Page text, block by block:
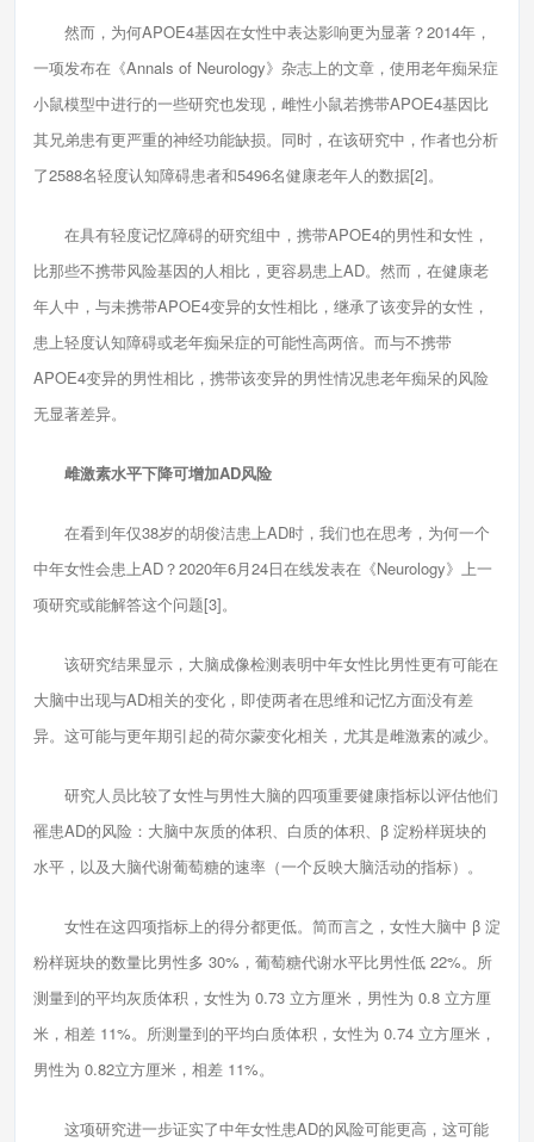
然而，为何APOE4基因在女性中表达影响更为显著？2014年，
一项发布在《Annals of Neurology》杂志上的文章，使用老年痴呆症
小鼠模型中进行的一些研究也发现，雌性小鼠若携带APOE4基因比
其兄弟患有更严重的神经功能缺损。同时，在该研究中，作者也分析
了2588名轻度认知障碍患者和5496名健康老年人的数据[2]。
在具有轻度记忆障碍的研究组中，携带APOE4的男性和女性，
比那些不携带风险基因的人相比，更容易患上AD。然而，在健康老
年人中，与未携带APOE4变异的女性相比，继承了该变异的女性，
患上轻度认知障碍或老年痴呆症的可能性高两倍。而与不携带
APOE4变异的男性相比，携带该变异的男性情况患老年痴呆的风险
无显著差异。
雌激素水平下降可增加AD风险
在看到年仅38岁的胡俊洁患上AD时，我们也在思考，为何一个
中年女性会患上AD？2020年6月24日在线发表在《Neurology》上一
项研究或能解答这个问题[3]。
该研究结果显示，大脑成像检测表明中年女性比男性更有可能在
大脑中出现与AD相关的变化，即使两者在思维和记忆方面没有差
异。这可能与更年期引起的荷尔蒙变化相关，尤其是雌激素的减少。
研究人员比较了女性与男性大脑的四项重要健康指标以评估他们
罹患AD的风险：大脑中灰质的体积、白质的体积、β 淀粉样斑块的
水平，以及大脑代谢葡萄糖的速率（一个反映大脑活动的指标）。
女性在这四项指标上的得分都更低。简而言之，女性大脑中 β 淀
粉样斑块的数量比男性多 30%，葡萄糖代谢水平比男性低 22%。所
测量到的平均灰质体积，女性为 0.73 立方厘米，男性为 0.8 立方厘
米，相差 11%。所测量到的平均白质体积，女性为 0.74 立方厘米，
男性为 0.82立方厘米，相差 11%。
这项研究进一步证实了中年女性患AD的风险可能更高，这可能